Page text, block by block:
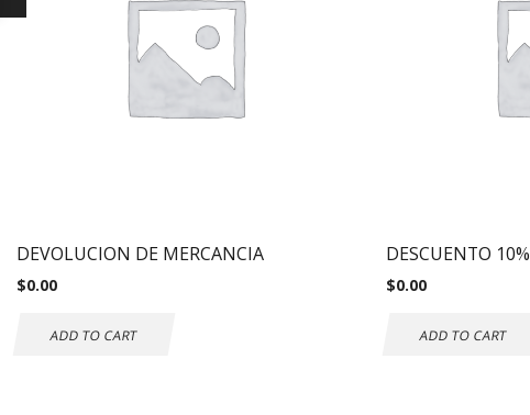
DEVOLUCION DE MERCANCIA
$0.00
ADD TO CART
DESCUENTO 10%
$0.00
ADD TO CART